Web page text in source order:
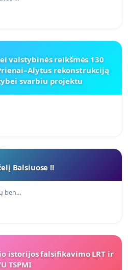
valstybinės reikšmės 130
rekonstrukciją
svarbiu projektu
Balsiuose !!
ben…
istorijos falsifikavimo LRT ir
TSPMI